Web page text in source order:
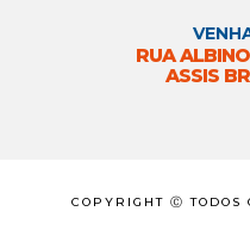
RUA
ASSIS
COPYRIGHT Ⓒ TODOS